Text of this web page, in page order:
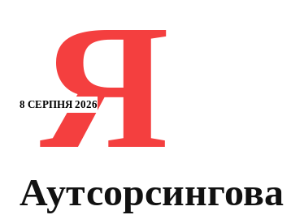
8 СЕРПНЯ 2026
Я
Аутсорсингова